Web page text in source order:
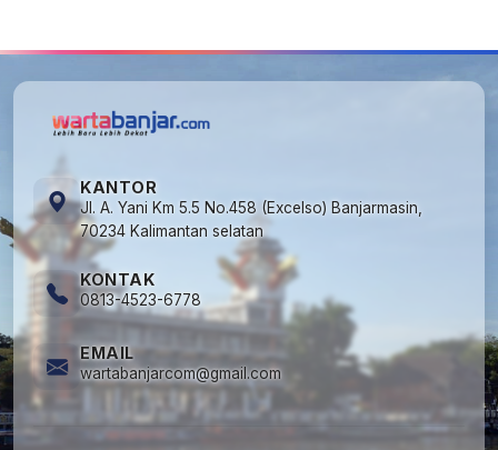
KANTOR
Jl. A. Yani Km 5.5 No.458 (Excelso) Banjarmasin,
70234 Kalimantan selatan
KONTAK
0813-4523-6778
EMAIL
wartabanjarcom@gmail.com